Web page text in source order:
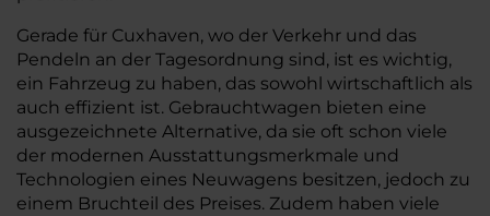
Gerade für Cuxhaven, wo der Verkehr und das
Pendeln an der Tagesordnung sind, ist es wichtig,
ein Fahrzeug zu haben, das sowohl wirtschaftlich als
auch effizient ist. Gebrauchtwagen bieten eine
ausgezeichnete Alternative, da sie oft schon viele
der modernen Ausstattungsmerkmale und
Technologien eines Neuwagens besitzen, jedoch zu
einem Bruchteil des Preises. Zudem haben viele